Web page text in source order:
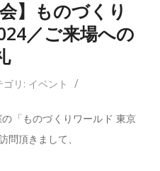
】ものづくり
／ご来場への
ゴリ: イベント /
「ものづくりワールド 東京
問頂きまして、